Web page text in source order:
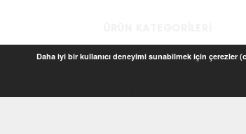
Daha iyi bir kullanıcı deneyimi sunabilmek için çerezler